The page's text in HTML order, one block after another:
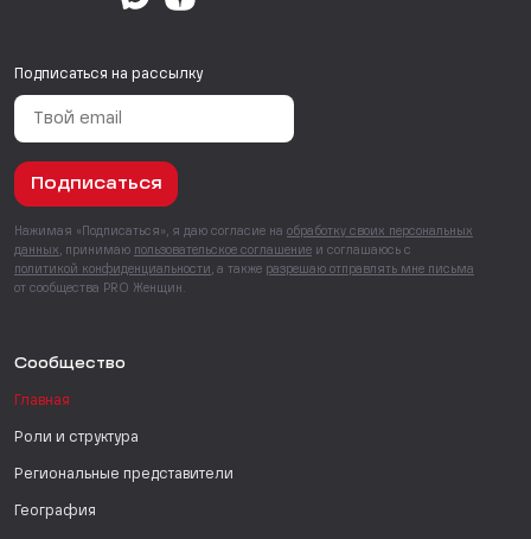
Подписаться на рассылку
Подписаться
Нажимая «Подписаться», я даю согласие на обработку своих персональных
данных , принимаю пользовательское соглашение и соглашаюсь с
политикой конфиденциальности , а также разрешаю отправлять мне письма
от сообщества PRO Женщин.
Сообщество
Главная
Роли и структура
Региональные представители
География